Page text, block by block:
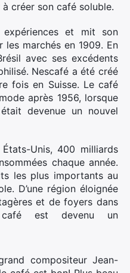
à créer son café soluble.
et mit son
les marchés en 1909. En
avec ses excédents
Nescafé a été créé
fois en Suisse. Le café
après 1956, lorsque
devenue un nouvel
Unis, 400 milliards
chaque année.
les plus importants au
D’une région éloignée
et de foyers dans
est devenu un
compositeur Jean-